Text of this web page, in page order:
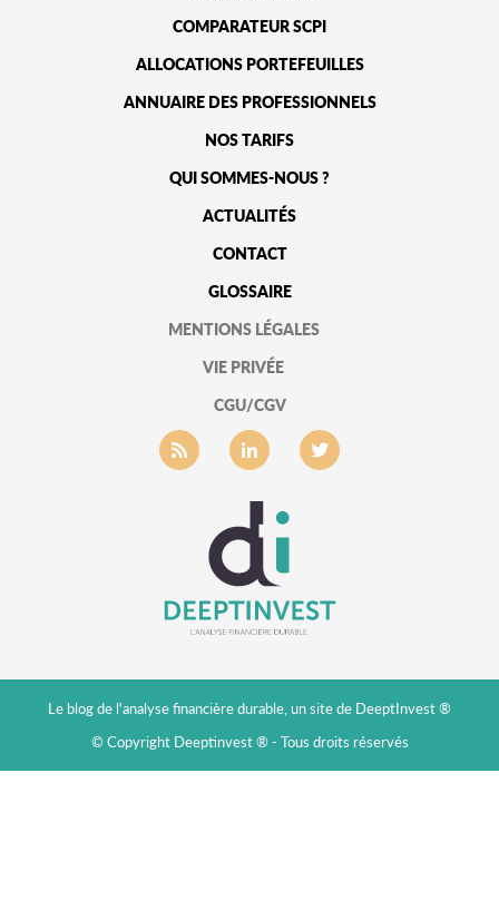
COMPARATEUR SCPI
ALLOCATIONS PORTEFEUILLES
ANNUAIRE DES PROFESSIONNELS
NOS TARIFS
QUI SOMMES-NOUS ?
ACTUALITÉS
CONTACT
GLOSSAIRE
MENTIONS LÉGALES
VIE PRIVÉE
CGU/CGV
Le blog de l'analyse financière durable, un site de DeeptInvest ®
© Copyright Deeptinvest ® - Tous droits réservés